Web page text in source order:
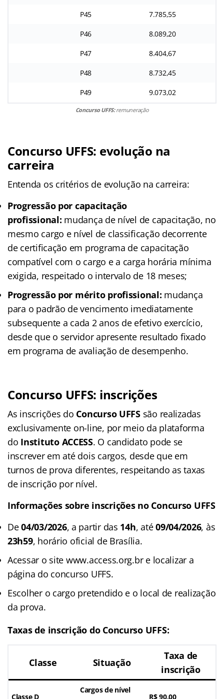
P45 7.785,55
P46 8.089,20
P47 8.404,67
P48 8.732,45
P49 9.073,02
Concurso UFFS:remuneração
Concurso UFFS: evolução na
carreira
Entenda os critérios de evolução na carreira:
Progressão por capacitação
profissional: mudança de nível de capacitação, no
mesmo cargo e nível de classificação decorrente
de certificação em programa de capacitação
compatível com o cargo e a carga horária mínima
exigida, respeitado o intervalo de 18 meses;
Progressão por mérito profissional: mudança
para o padrão de vencimento imediatamente
subsequente a cada 2 anos de efetivo exercício,
desde que o servidor apresente resultado fixado
em programa de avaliação de desempenho.
Concurso UFFS: inscrições
As inscrições do Concurso UFFSsão realizadas
exclusivamente on-line, por meio da plataforma
do Instituto ACCESS. O candidato pode se
inscrever em até dois cargos, desde que em
turnos de prova diferentes, respeitando as taxas
de inscrição por nível.
Informações sobre inscrições no Concurso UFFS
De04/03/2026, a partir das 14h, até09/04/2026, às
23h59, horário oficial de Brasília.
Acessar o site www.access.org.br e localizar a
página do concurso UFFS.
Escolher o cargo pretendido e o local de realização
da prova.
Taxas de inscrição do Concurso UFFS:
Classe Situação
Taxa de
inscrição
Classe D
Cargos de nível
R$ 90,00